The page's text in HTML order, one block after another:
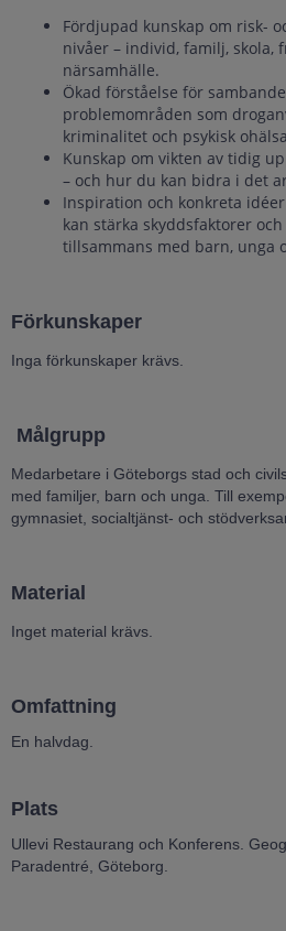
Fördjupad kunskap om risk-
nivåer – individ, familj, skola,
närsamhälle.
Ökad förståelse för
problemområden som
kriminalitet och psykisk
Kunskap om vikten av tidig
– och hur du kan bidra i det
Inspiration och konkreta
kan stärka skyddsfaktorer
tillsammans med barn, unga
Förkunskaper
Inga förkunskaper krävs.
Målgrupp
Medarbetare i Göteborgs stad och
med familjer, barn och unga. Till
gymnasiet, socialtjänst- och
Material
Inget material krävs.
Omfattning
En halvdag.
Plats
Ullevi Restaurang och Konferens.
Paradentré, Göteborg.